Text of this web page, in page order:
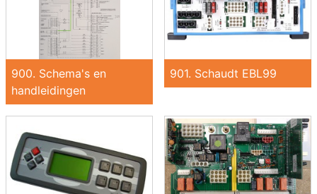
900. Schema's en
handleidingen
901. Schaudt EBL99